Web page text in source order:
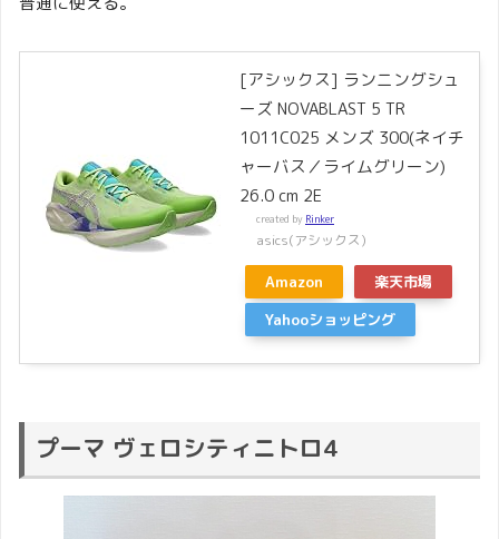
[アシックス] ランニングシュ
ーズ NOVABLAST 5 TR
1011C025 メンズ 300(ネイチ
ャーバス／ライムグリーン)
26.0 cm 2E
created by Rinker
asics(アシックス)
Amazon
楽天市場
Yahooショッピング
プーマ ヴェロシティニトロ4